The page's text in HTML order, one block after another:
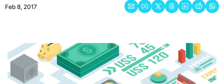
Feb 8, 2017